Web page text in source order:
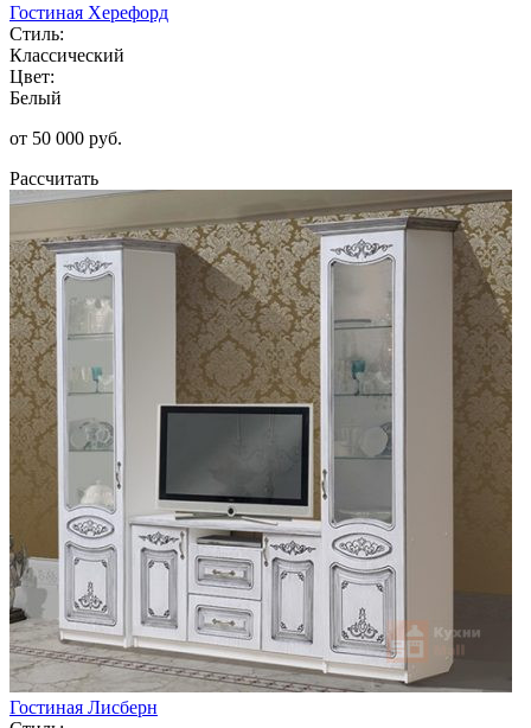
Гостиная Херефорд
Стиль:
Классический
Цвет:
Белый
от 50 000 руб.
Рассчитать
Гостиная Лисберн